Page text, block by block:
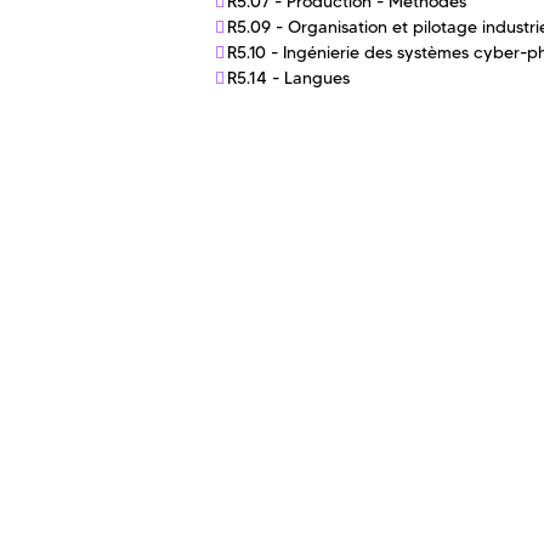
R5.09 - Organisation et pilotage
R5.10 - Ingénierie des systèmes cyber-
R5.14 - Langues